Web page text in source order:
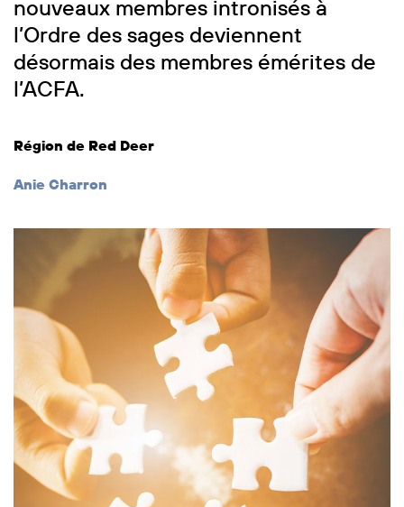
nouveaux membres intronisés à
l’Ordre des sages deviennent
désormais des membres émérites de
l’ACFA.
Région de Red Deer
Anie Charron